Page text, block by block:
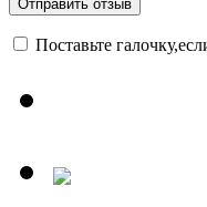
Поставьте